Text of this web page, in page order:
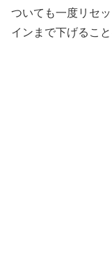
ついても一度リセ
インまで下げること